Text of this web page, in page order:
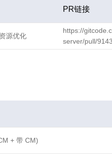
PR链接
源优化
https://
server/pull/9143
+ 带 CM)